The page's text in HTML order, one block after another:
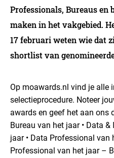
Professionals, Bureaus en
maken in het vakgebied.
17 februari weten wie dat
shortlist van
Op moawards.nl vind je alle
selectieprocedure. Noteer
awards en geef het aan ons
Bureau van het jaar• Data &
jaar• Data Professional van
Professional van het jaar –